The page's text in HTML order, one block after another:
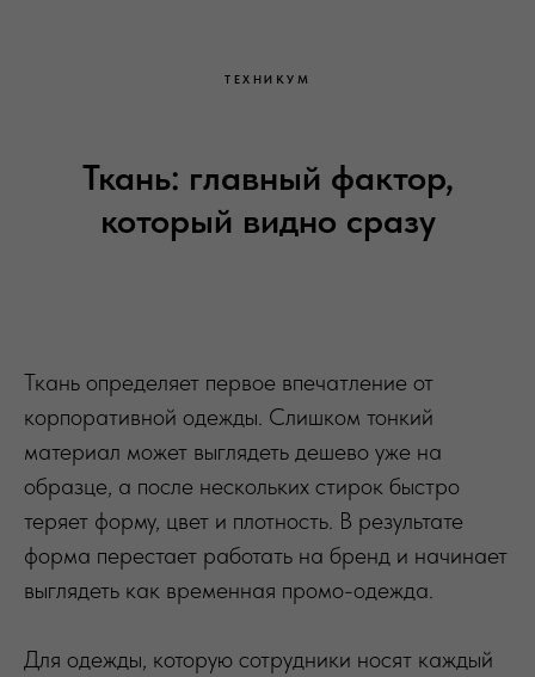
ТЕХНИКУМ
Ткань: главный фактор,
который видно сразу
Ткань определяет первое впечатление от
корпоративной одежды. Слишком тонкий
материал может выглядеть дешево уже на
образце, а после нескольких стирок быстро
теряет форму, цвет и плотность. В результате
форма перестает работать на бренд и начинает
выглядеть как временная промо-одежда.
Для одежды, которую сотрудники носят каждый